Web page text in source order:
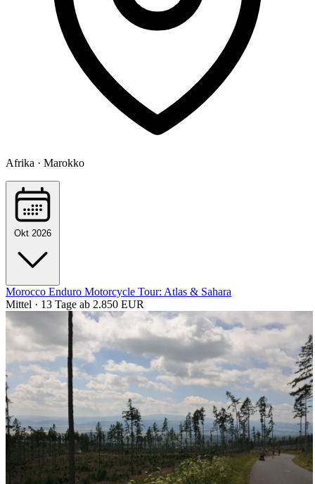
Afrika · Marokko
Okt 2026
Morocco Enduro Motorcycle Tour: Atlas & Sahara
Mittel · 13 Tage ab 2.850 EUR